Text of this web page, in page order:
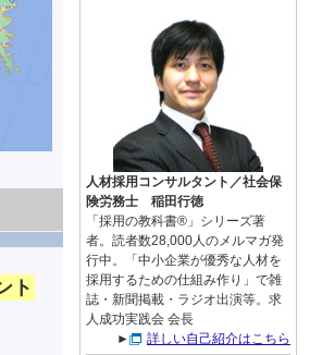
ト
人材採用コンサルタント／社会保
険労務士 稲田行徳
「採用の教科書®」シリーズ著
者。読者数28,000人のメルマガ発
行中。「中小企業が優秀な人材を
採用するための仕組み作り」で雑
誌・新聞掲載・ラジオ出演等。求
人成功実践会 会長
►
詳しい自己紹介はこちら